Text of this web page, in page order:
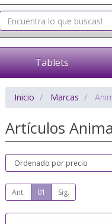
Tablets
Inicio Marcas
Artículos
Ant. 01 Sig.